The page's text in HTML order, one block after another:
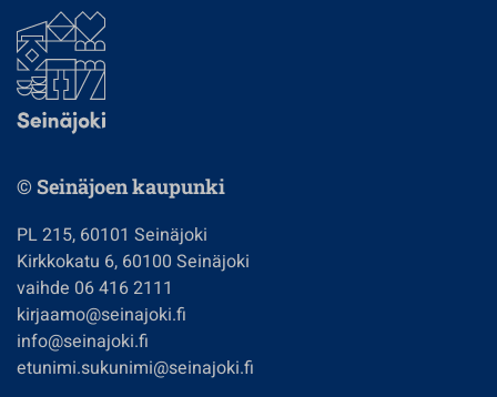
© Seinäjoen kaupunki
PL 215, 60101 Seinäjoki
Kirkkokatu 6, 60100 Seinäjoki
vaihde 06 416 2111
kirjaamo@seinajoki.fi
info@seinajoki.fi
etunimi.sukunimi@seinajoki.fi